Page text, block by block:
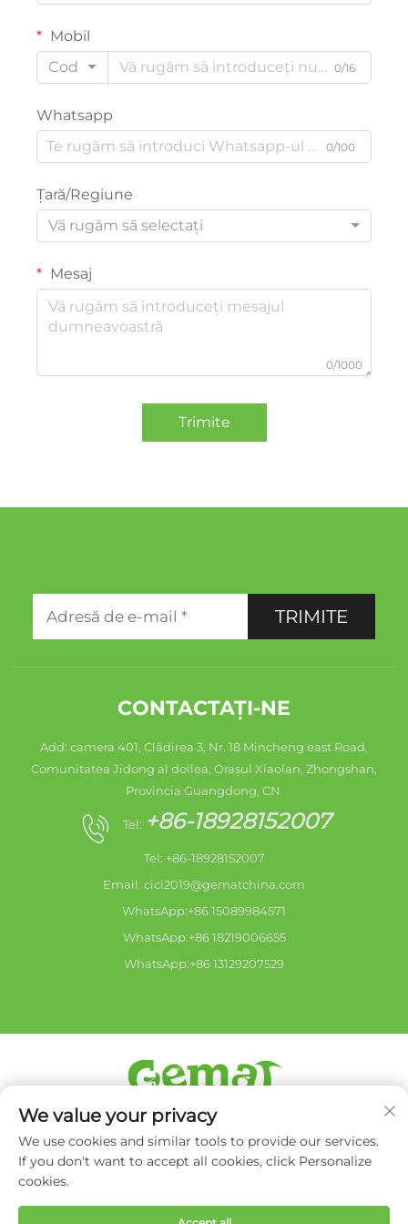
Mobil
Cod
0/16
Whatsapp
0/100
Țară/Regiune
Vă rugăm să selectați
Mesaj
0/1000
Trimite
TRIMITE
CONTACTAȚI-NE
Add: camera 401, Clădirea 3, Nr. 18 Mincheng east Road,
Comunitatea Jidong al doilea, Orașul Xiaolan, Zhongshan,
Provincia Guangdong, CN.
Tel: +86-18928152007
Tel: +86-18928152007
Email: cici2019@gematchina.com
WhatsApp:+86 15089984571
WhatsApp:+86 18219006655
WhatsApp:+86 13129207529
Copyright © 2026 Zhongshan city HaiShang Electric
Appliances Co,. Ltd. Toate drepturile rezervate. - Politica
de confidențialitate
We value your privacy
We use cookies and similar tools to provide our services.
If you don't want to accept all cookies, click Personalize
cookies.